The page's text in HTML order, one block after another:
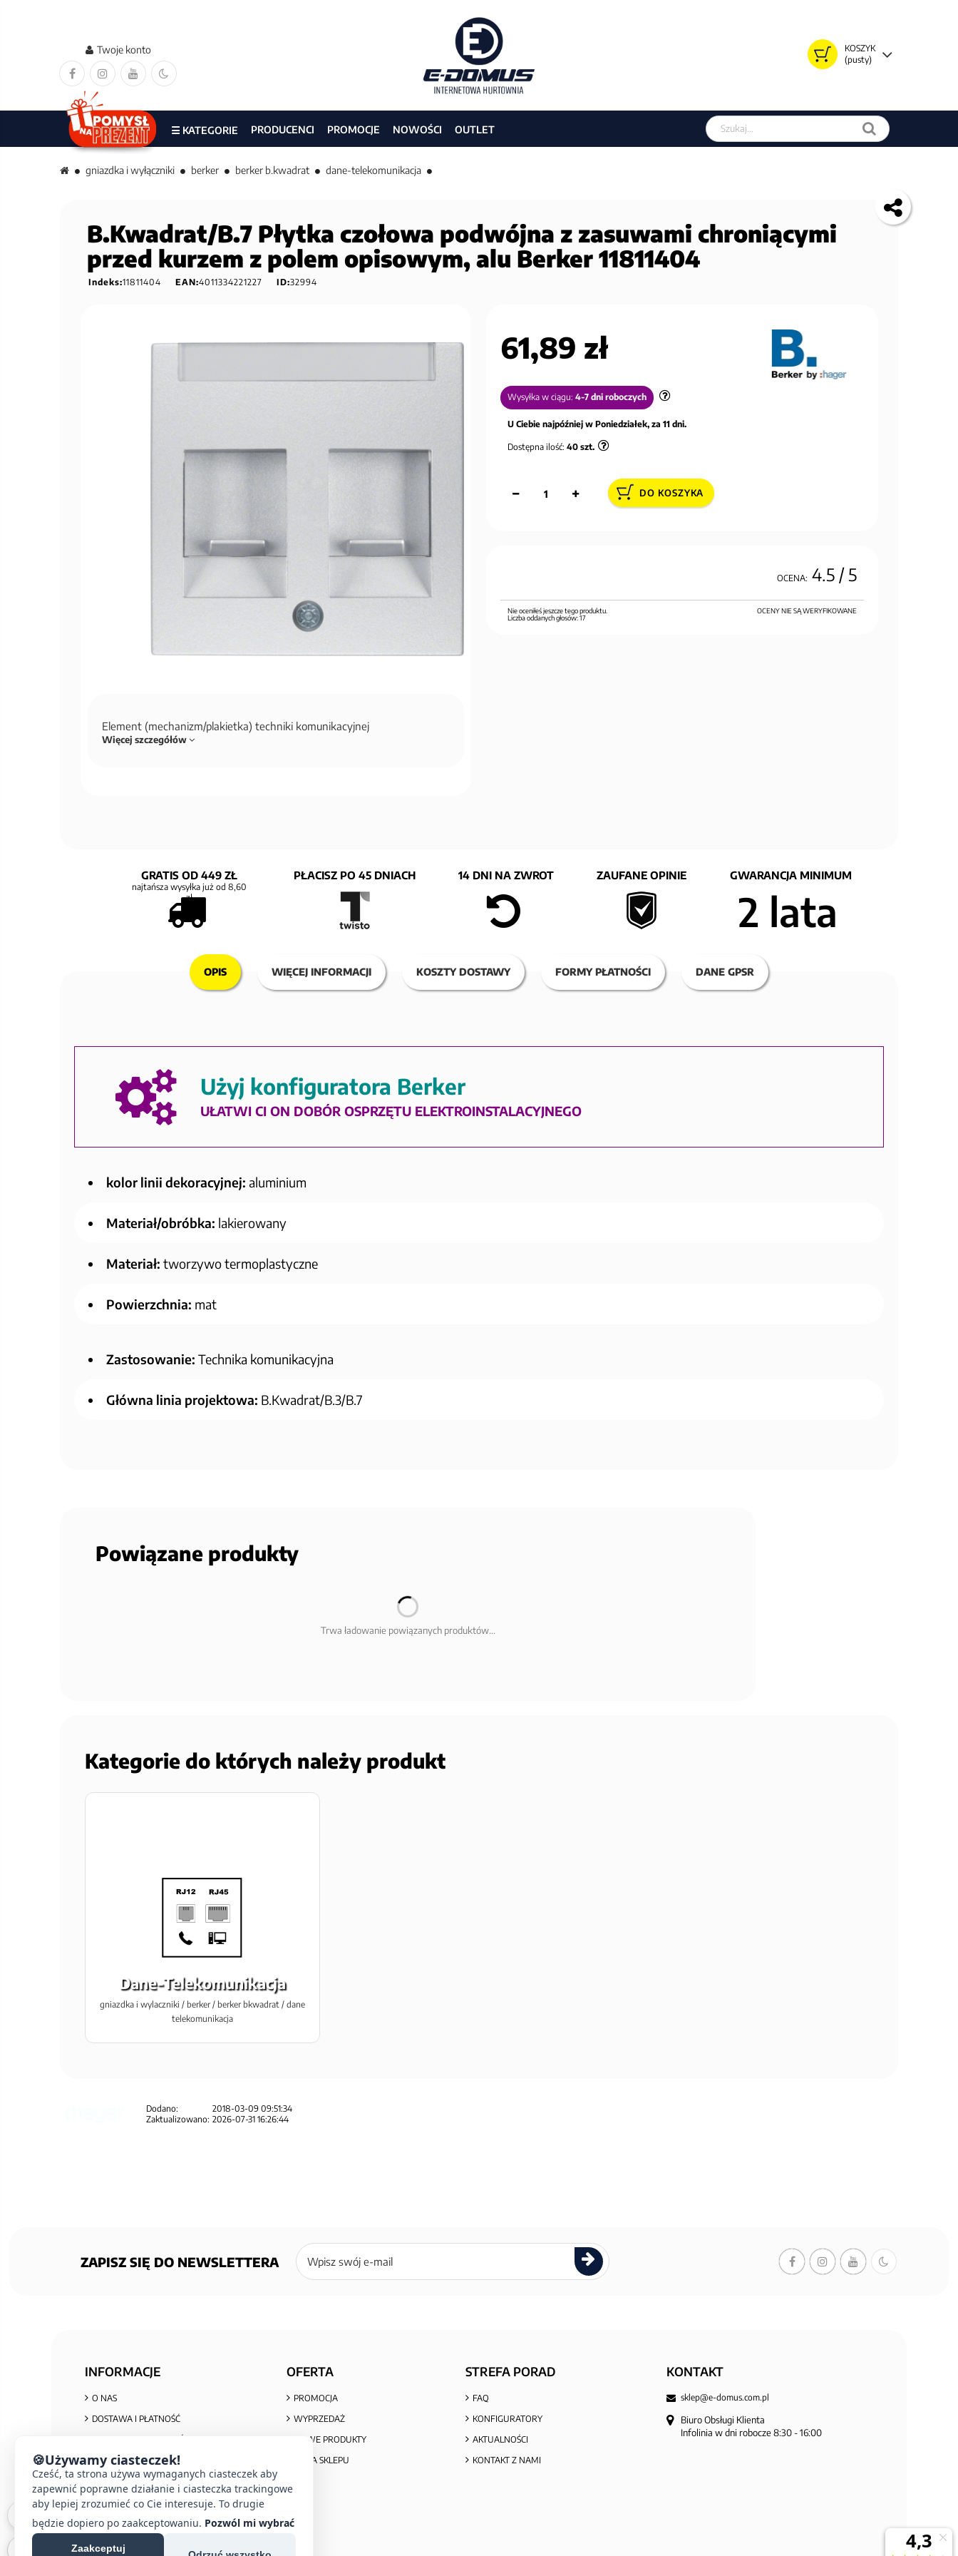
KOSZYK
(pusty)
Twoje konto
Szukaj w sklepie
☰ KATEGORIE PRODUCENCI PROMOCJE NOWOŚCI OUTLET
gniazdka i wyłączniki berker berker b.kwadrat dane-telekomunikacja
B.Kwadrat/B.7 Płytka czołowa podwójna z zasuwami chroniącymi
przed kurzem z polem opisowym, alu Berker 11811404
Indeks:11811404 EAN:4011334221227 ID:32994
Element (mechanizm/plakietka) techniki komunikacyjnej
Więcej szczegółów
61,89 zł
Wysyłka w ciągu: 4-7 dni roboczych
U Ciebie najpóźniej w Poniedziałek, za 11 dni.
Dostępna ilość: 40 szt.
DO KOSZYKA
OCENA: 4.5/ 5
OCENY NIE SĄ WERYFIKOWANE
Nie oceniłeś jeszcze tego produktu.
Liczba oddanych głosów:17
GRATIS OD 449 ZŁ
najtańsza wysyłka już od 8,60
zł
PŁACISZ PO 45 DNIACH 14 DNI NA ZWROT ZAUFANE OPINIE GWARANCJA MINIMUM
2 lata
OPIS WIĘCEJ INFORMACJI KOSZTY DOSTAWY FORMY PŁATNOŚCI DANE GPSR
Użyj konfiguratora Berker
UŁATWI CI ON DOBÓR OSPRZĘTU ELEKTROINSTALACYJNEGO
kolor linii dekoracyjnej: aluminium
Materiał/obróbka: lakierowany
Materiał: tworzywo termoplastyczne
Powierzchnia: mat
Zastosowanie: Technika komunikacyjna
Główna linia projektowa: B.Kwadrat/B.3/B.7
Powiązane produkty
Trwa ładowanie powiązanych produktów...
Kategorie do których należy produkt
Dane-Telekomunikacja
gniazdka i wylaczniki / berker / berker bkwadrat / dane
telekomunikacja
Dodano:
2018-03-09 09:51:34
Zaktualizowano: 2026-07-31 16:26:44
ZAPISZ SIĘ DO NEWSLETTERA
Zapisz
się
newslettera
INFORMACJE
O NAS
DOSTAWA I PŁATNOŚĆ
REGULAMIN ZAKUPÓW
REKLAMACJE I ZWROTY
INFORMACJA O ZUŻYTYM SPRZĘCIE
OFERTA
PROMOCJA
WYPRZEDAŻ
NOWE PRODUKTY
MAPA SKLEPU
STREFA PORAD
FAQ
KONFIGURATORY
AKTUALNOŚCI
KONTAKT Z NAMI
KONTAKT
sklep@e-domus.com.pl
Biuro Obsługi Klienta
Infolinia w dni robocze 8:30 - 16:00
🍪Używamy ciasteczek!
Cześć, ta strona używa wymaganych ciasteczek aby
zapewnić poprawne działanie i ciasteczka trackingowe
aby lepiej zrozumieć co Cie interesuje. To drugie
będzie dopiero po zaakceptowaniu. Pozwól mi wybrać
Zaakceptuj